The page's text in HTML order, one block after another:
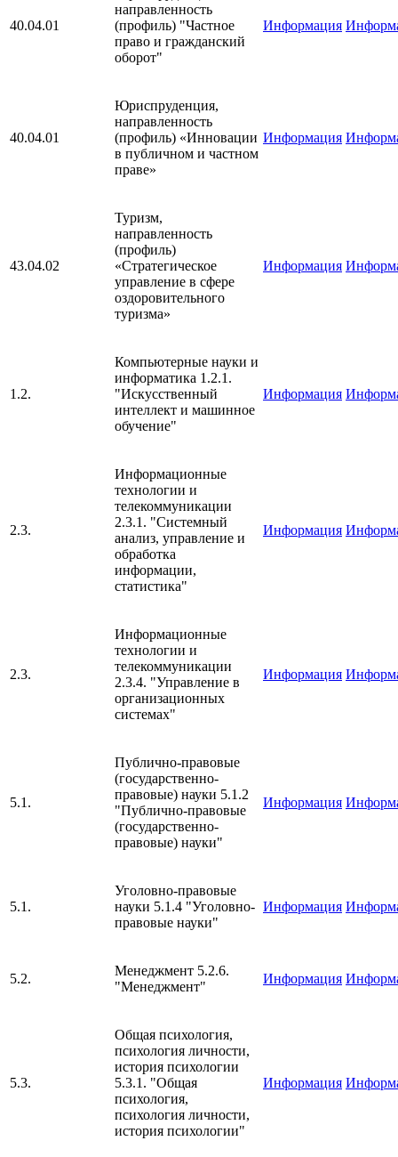
40.04.01
направленность
(профиль) "Частное
право и гражданский
оборот"
Информация
40.04.01
Юриспруденция,
направленность
(профиль) «Инновации
в публичном и частном
праве»
Информация
43.04.02
Туризм,
направленность
(профиль)
«Стратегическое
управление в сфере
оздоровительного
туризма»
Информация
1.2.
Компьютерные науки и
информатика 1.2.1.
"Искусственный
интеллект и машинное
обучение"
Информация
2.3.
Информационные
технологии и
телекоммуникации
2.3.1. "Системный
анализ, управление и
обработка
информации,
статистика"
Информация
2.3.
Информационные
технологии и
телекоммуникации
2.3.4. "Управление в
организационных
системах"
Информация
5.1.
Публично-правовые
(государственно-
правовые) науки 5.1.2
"Публично-правовые
(государственно-
правовые) науки"
Информация
5.1.
Уголовно-правовые
науки 5.1.4 "Уголовно-
правовые науки"
Информация
5.2.
Менеджмент 5.2.6.
"Менеджмент"
Информация
5.3.
Общая психология,
психология личности,
история психологии
5.3.1. "Общая
психология,
психология личности,
история психологии"
Информация